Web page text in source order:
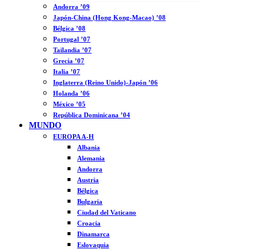
Andorra ’09
Japón-China (Hong Kong-Macao) ’08
Bélgica ’08
Portugal ’07
Tailandia ’07
Grecia ’07
Italia ’07
Inglaterra (Reino Unido)-Japón ’06
Holanda ’06
México ’05
República Dominicana ’04
MUNDO
EUROPA A-H
Albania
Alemania
Andorra
Austria
Bélgica
Bulgaria
Ciudad del Vaticano
Croacia
Dinamarca
Eslovaquia